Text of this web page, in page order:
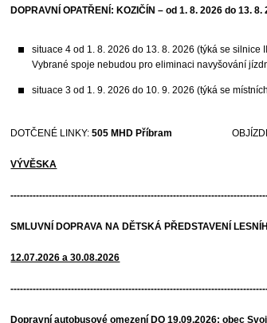
DOPRAVNÍ OPATŘENÍ: KOZIČÍN – od 1. 8. 2026 do 13. 8.
situace 4 od 1. 8. 2026 do 13. 8. 2026 (týká se silnice
Vybrané spoje nebudou pro eliminaci navyšování
situace 3 od 1. 9. 2026 do 10. 9. 2026 (týká se
DOTČENÉ LINKY:505 MHD Příbram
VÝVĚSKA
SMLUVNÍ DOPRAVA NA DĚTSKÁ PŘEDSTAVENÍ
12.07.2026 a 30.08.2026
Dopravní autobusové omezení DO 19.09.2026: obec